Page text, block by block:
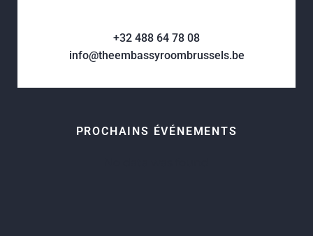
+32 488 64 78 08
info@theembassyroombrussels.be
PROCHAINS ÉVÉNEMENTS